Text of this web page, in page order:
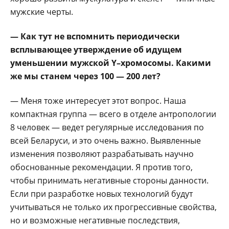
мужские черты.
— Как тут не вспомнить периодически
всплывающее утверждение об идущем
уменьшении мужской Y–хромосомы. Какими
же мы станем через 100 — 200 лет?
— Меня тоже интересует этот вопрос. Наша
компактная группа — всего в отделе антропологии
8 человек — ведет регулярные исследования по
всей Беларуси, и это очень важно. Выявленные
изменения позволяют разрабатывать научно
обоснованные рекомендации. Я против того,
чтобы принимать негативные стороны данности.
Если при разработке новых технологий будут
учитываться не только их прогрессивные свойства,
но и возможные негативные последствия,